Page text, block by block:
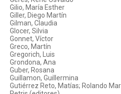
Gilio, María Esther
Giller, Diego Martín
Gilman, Claudia
Glocer, Silvia
Gonnet, Víctor
Greco, Martín
Gregorich, Luis
Grondona, Ana
Guber, Rosana
Guillamon, Guillermina
Gutiérrez Reto, Matías; Rolando